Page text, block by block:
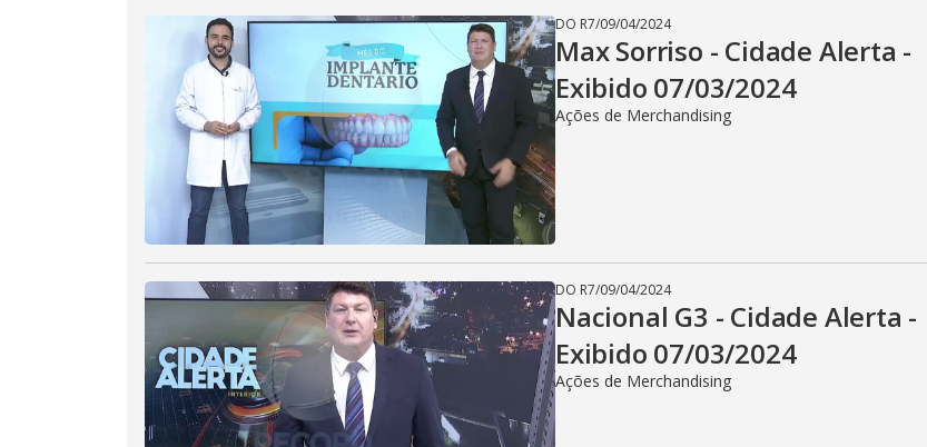
DO R7/09/04/2024
Max Sorriso - Cidade Alerta -
Exibido 07/03/2024
Ações de Merchandising
DO R7/09/04/2024
Nacional G3 - Cidade Alerta -
Exibido 07/03/2024
Ações de Merchandising